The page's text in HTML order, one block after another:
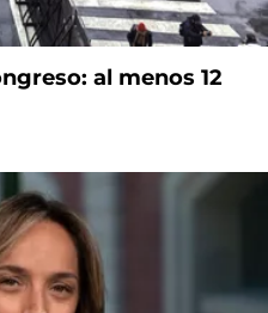
al menos 12